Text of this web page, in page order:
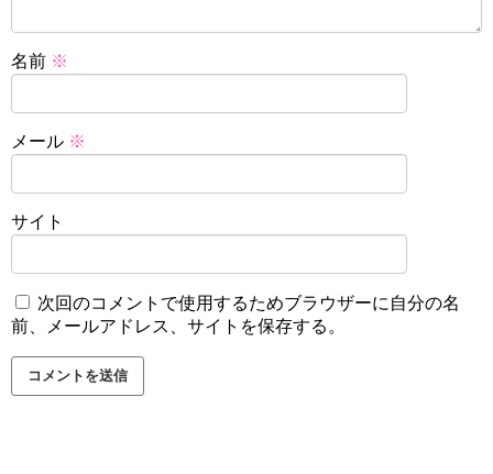
名前 ※
メール ※
サイト
次回のコメントで使用するためブラウザーに自分の名
前、メールアドレス、サイトを保存する。